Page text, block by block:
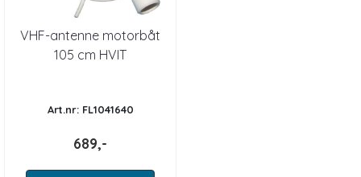
VHF-antenne motorbåt
105 cm HVIT
Art.nr: FL1041640
689,-